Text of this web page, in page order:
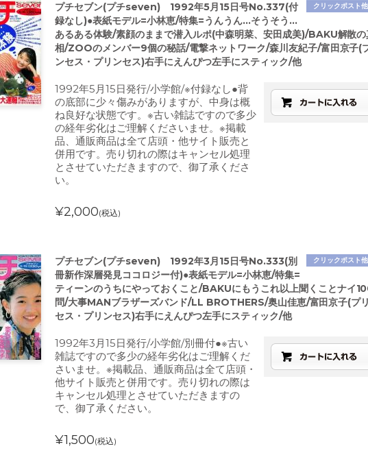
クリックポスト
プチセブン(プチseven) 1992年5月15日号No.337(付
録なし)●表紙モデル=小林恵/特集=うんうん…そうそう…
あるある体験/素顔のままで潜入ルポ(中森明菜、安田成美)/BAKU解散の
相/ZOOのメンバー9個の秘話/電撃ネットワーク/森川友紀子/富田京子(
ンセス・プリンセス)右手にえんぴつ左手にスティック/他
1992年5月15日発行/小学館/※付録なし●背
の底部に少々傷みがありますが、中身は概
ね良好な状態です。※古い雑誌ですので多少
の経年劣化はご理解くださいませ。※掲載
品、通販商品は全て店頭・他サイト販売と
併用です。売り切れの際はキャンセル処理
とさせていただきますので、御了承くださ
い。
¥2,000(税込)
クリックポスト
プチセブン(プチseven) 1992年3月15日号No.333(別
冊新作深層発見ココロジー付)●表紙モデル=小林恵/特集=
ティーンのうちにやっておくこと/BAKUにもうこれ以上聞くことナイ
問/大事MANブラザーズバンド/LL BROTHERS/奥山佳恵/富田京子(プ
セス・プリンセス)右手にえんぴつ左手にスティック/他
1992年3月15日発行/小学館/別冊付●※古い
雑誌ですので多少の経年劣化はご理解くだ
さいませ。※掲載品、通販商品は全て店頭・
他サイト販売と併用です。売り切れの際は
キャンセル処理とさせていただきますの
で、御了承ください。
¥1,500(税込)